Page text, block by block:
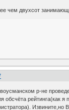
чем двухсот
р-не
обсчёта рейтинга(как